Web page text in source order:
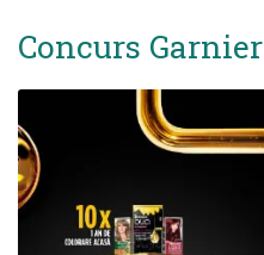
Concurs Garnier